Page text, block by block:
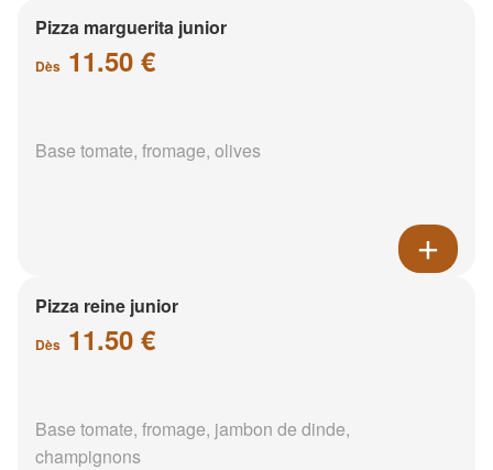
Pizza marguerita junior
Dès 11.50 €
Base tomate, fromage, olives
Pizza reine junior
Dès 11.50 €
Base tomate, fromage, jambon de dinde,
champignons